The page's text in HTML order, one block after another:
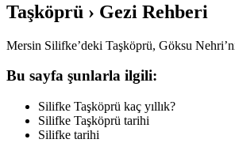
Taşköprü › Gezi Rehberi
Mersin Silifke’deki Taşköprü, Göksu
Bu sayfa şunlarla ilgili:
Silifke Taşköprü kaç yıllık?
Silifke Taşköprü tarihi
Silifke tarihi